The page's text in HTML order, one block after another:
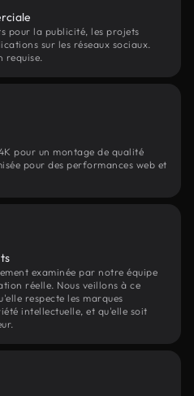
pour la publicité, les projets
sur les réseaux sociaux.
requise.
pour un montage de qualité
pour des performances web et
examinée par notre équipe
réelle. Nous veillons à ce
respecte les marques
intellectuelle, et qu'elle soit